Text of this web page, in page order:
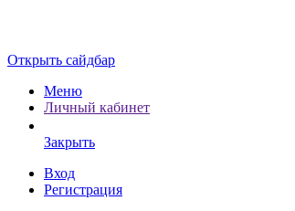
Открыть сайдбар
Меню
Личный кабинет
Закрыть
Вход
Регистрация